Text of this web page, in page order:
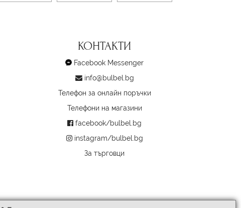
КОНТАКТИ
Facebook Messenger
info@bulbel.bg
Телефон за онлайн поръчки
Телефони на магазини
facebook/bulbel.bg
instagram/bulbel.bg
За търговци